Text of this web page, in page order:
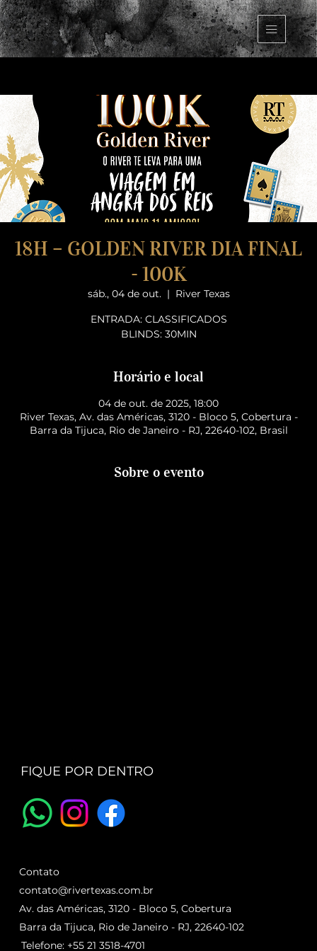
18H – GOLDEN RIVER DIA FINAL
- 100K
sáb., 04 de out.
  |
River Texas
ENTRADA: CLASSIFICADOS
BLINDS: 30MIN
Horário e local
04 de out. de 2025, 18:00
River Texas, Av. das Américas, 3120 - Bloco 5, Cobertura -
Barra da Tijuca, Rio de Janeiro - RJ, 22640-102, Brasil
Sobre o evento
FIQUE POR DENTRO
Contato
contato@rivertexas.com.br
Telefone: +55 21 3518-4701
Av. das Américas, 3120 - Bloco 5, Cobertura
Barra da Tijuca, Rio de Janeiro - RJ, 22640-102